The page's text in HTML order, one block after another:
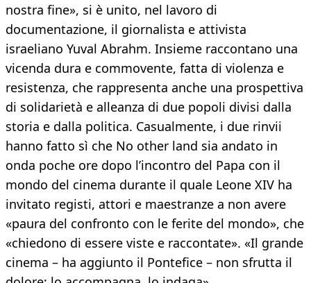
nostra fine», si è unito, nel lavoro di
documentazione, il giornalista e attivista
israeliano Yuval Abrahm. Insieme raccontano una
vicenda dura e commovente, fatta di violenza e
resistenza, che rappresenta anche una prospettiva
di solidarietà e alleanza di due popoli divisi dalla
storia e dalla politica. Casualmente, i due rinvii
hanno fatto sì che No other land sia andato in
onda poche ore dopo l’incontro del Papa con il
mondo del cinema durante il quale Leone XIV ha
invitato registi, attori e maestranze a non avere
«paura del confronto con le ferite del mondo», che
«chiedono di essere viste e raccontate». «Il grande
cinema – ha aggiunto il Pontefice – non sfrutta il